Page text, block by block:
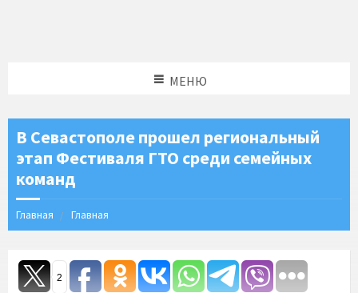
МЕНЮ
В Севастополе прошел региональный
этап Фестиваля ГТО среди семейных
команд
Главная Главная
2